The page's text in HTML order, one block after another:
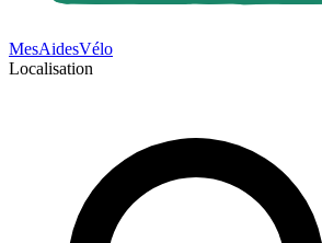
MesAidesVélo
Localisation